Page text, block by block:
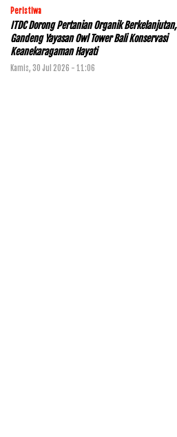
Peristiwa
ITDC Dorong Pertanian Organik Berkelanjutan,
Gandeng Yayasan Owl Tower Bali Konservasi
Keanekaragaman Hayati
Kamis, 30 Jul 2026 - 11:06